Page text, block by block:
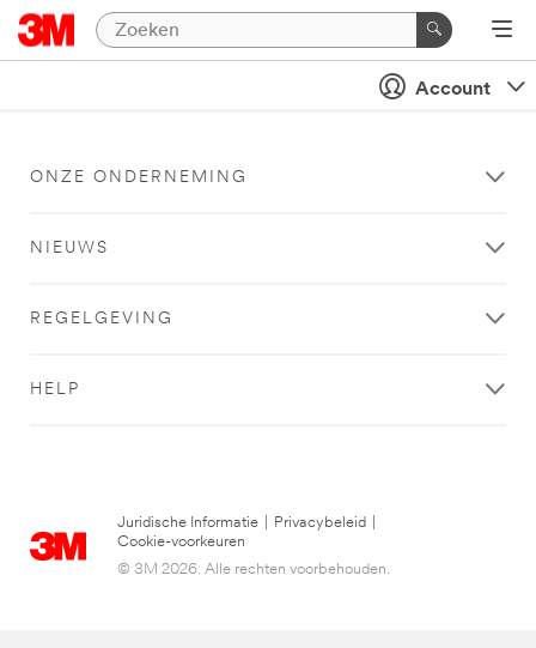
Account
ONZE ONDERNEMING
NIEUWS
REGELGEVING
HELP
Juridische Informatie Privacybeleid
Cookie-voorkeuren
© 3M 2026. Alle rechten voorbehouden.